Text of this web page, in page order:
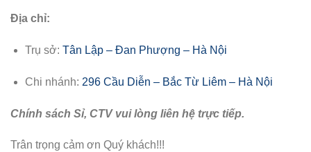
Địa chỉ:
Trụ sở: Tân Lập – Đan Phượng – Hà Nội
Chi nhánh: 296 Cầu Diễn – Bắc Từ Liêm – Hà Nội
Chính sách Sỉ, CTV vui lòng liên hệ trực tiếp.
Trân trọng cảm ơn Quý khách!!!